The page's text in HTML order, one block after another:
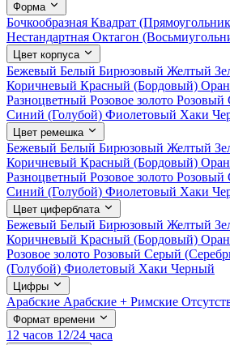
Форма
Бочкообразная Квадрат
Нестандартная Октагон
Цвет корпуса
Бежевый Белый Бирюзовый Желтый
Коричневый Красный (Бордовый)
Разноцветный Розовое золото Розовый
Синий (Голубой) Фиолетовый Хаки
Цвет ремешка
Бежевый Белый Бирюзовый Желтый
Коричневый Красный (Бордовый)
Разноцветный Розовое золото Розовый
Синий (Голубой) Фиолетовый Хаки
Цвет циферблата
Бежевый Белый Бирюзовый Желтый
Коричневый Красный (Бордовый)
Розовое золото Розовый Серый
(Голубой) Фиолетовый Хаки Черный
Цифры
Арабские Арабские + Римские
Формат времени
12 часов 12/24 часа